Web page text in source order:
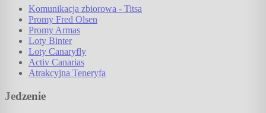
Komunikacja zbiorowa - Titsa
Promy Fred Olsen
Promy Armas
Loty Binter
Loty Canaryfly
Activ Canarias
Atrakcyjna Teneryfa
Jedzenie